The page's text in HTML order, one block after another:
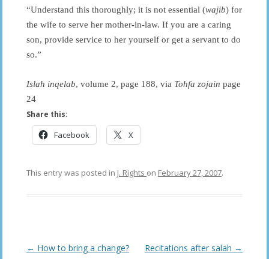
“Understand this thoroughly; it is not essential (wajib) for
the wife to serve her mother-in-law. If you are a caring
son, provide service to her yourself or get a servant to do
so.”
Islah inqelab, volume 2, page 188, via Tohfa zojain page
24
Share this:
Facebook X
This entry was posted in J. Rights on February 27, 2007.
Post
← How to bring a change? Recitations after salah →